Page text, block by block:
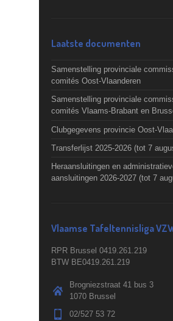
Laatste documenten
Samenstelling provinciale
comités Oost-Vlaanderen
Samenstelling provinciale
comités Vlaams-Brabant en
Clubgegevens provincie Oost-
Transferlijst 2025-2026 (tot 7
Heraansluitingen en
aansluitingen 2026-2027 (tot 7
Vlaamse Tafeltennisliga
RPR Brussel 0419.261.219
BTW BE0419.261.219
Brogniezstraat 41 bus 3
1070 Brussel
02/527 53 72